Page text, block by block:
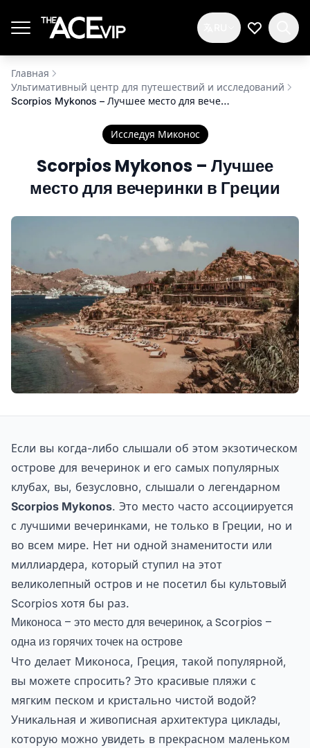
Мой
Главная
Ультимативный центр для путешествий и исследований
Scorpios Mykonos – Лучшее место для вечеринки в Греции
Исследуя Миконос
Scorpios Mykonos – Лучшее
место для вечеринки в Греции
Если вы когда-либо слышали об этом экзотическом
острове для вечеринок и его самых популярных
клубах, вы, безусловно, слышали о легендарном
Scorpios Mykonos. Это место часто ассоциируется
с лучшими вечеринками, не только в Греции, но и
во всем мире. Нет ни одной знаменитости или
миллиардера, который ступил на этот
великолепный остров и не посетил бы культовый
Scorpios хотя бы раз.
Миконоса – это место для вечеринок, а Scorpios –
одна из горячих точек на острове
Что делает Миконоса, Греция, такой популярной,
вы можете спросить? Это красивые пляжи с
мягким песком и кристально чистой водой?
Уникальная и живописная архитектура циклады,
которую можно увидеть в прекрасном маленьком